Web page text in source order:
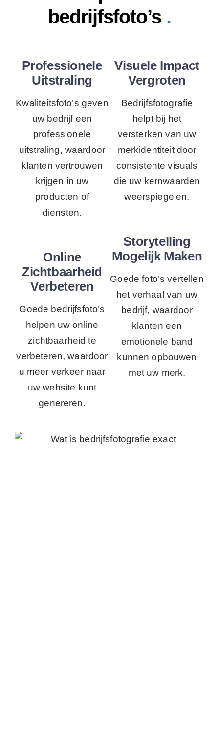
bedrijfsfoto’s .
Professionele
Uitstraling
Kwaliteitsfoto’s geven
uw bedrijf een
professionele
uitstraling, waardoor
klanten vertrouwen
krijgen in uw
producten of
diensten.
Online
Zichtbaarheid
Verbeteren
Goede bedrijfsfoto’s
helpen uw online
zichtbaarheid te
verbeteren, waardoor
u meer verkeer naar
uw website kunt
genereren.
Visuele Impact
Vergroten
Bedrijfsfotografie
helpt bij het
versterken van uw
merkidentiteit door
consistente visuals
die uw kernwaarden
weerspiegelen.
Storytelling
Mogelijk Maken
Goede foto’s vertellen
het verhaal van uw
bedrijf, waardoor
klanten een
emotionele band
kunnen opbouwen
met uw merk.